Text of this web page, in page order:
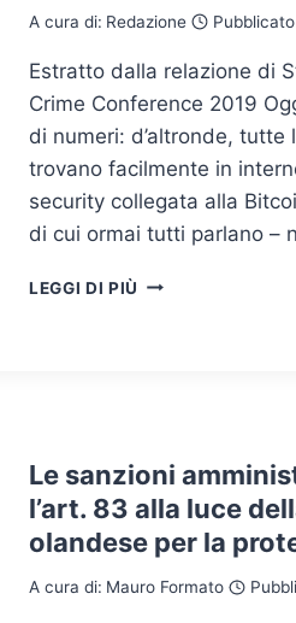
AMBIENTE
SICURO
A cura di: Redazione
Estratto dalla relazione di
Crime Conference 2019
di numeri: d’altronde,
trovano facilmente in
security collegata alla
di cui ormai tutti parlano –
LEGGI DI PIÙ
Le sanzioni
l’art. 83 alla luce
olandese per la
A cura di: Mauro Formato